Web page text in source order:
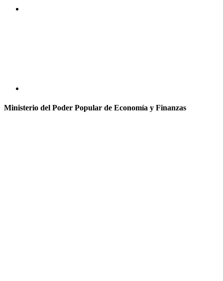
Ministerio del Poder Popular de Economía y Finanzas